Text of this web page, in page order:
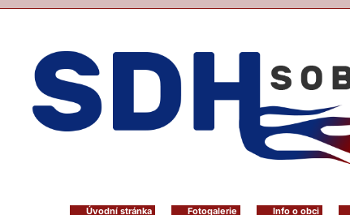
Úvodní stránka Fotogalerie Info o obci